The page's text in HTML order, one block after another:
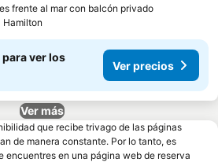
frente al mar con balcón privado
Hamilton
ver los
Ver precios
Ver más
que recibe trivago de las páginas
de manera constante. Por lo tanto, es
encuentres en una página web de reserva